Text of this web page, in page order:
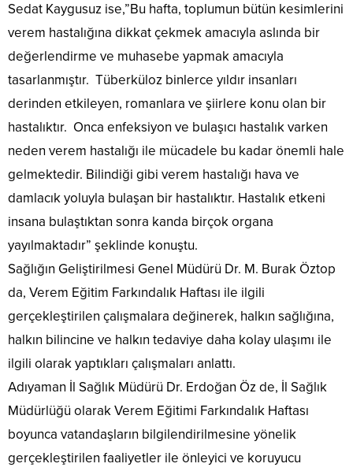
Sedat Kaygusuz ise,”Bu hafta, toplumun bütün kesimlerini
verem hastalığına dikkat çekmek amacıyla aslında bir
değerlendirme ve muhasebe yapmak amacıyla
tasarlanmıştır. Tüberküloz binlerce yıldır insanları
derinden etkileyen, romanlara ve şiirlere konu olan bir
hastalıktır. Onca enfeksiyon ve bulaşıcı hastalık varken
neden verem hastalığı ile mücadele bu kadar önemli hale
gelmektedir. Bilindiği gibi verem hastalığı hava ve
damlacık yoluyla bulaşan bir hastalıktır. Hastalık etkeni
insana bulaştıktan sonra kanda birçok organa
yayılmaktadır” şeklinde konuştu.
Sağlığın Geliştirilmesi Genel Müdürü Dr. M. Burak Öztop
da, Verem Eğitim Farkındalık Haftası ile ilgili
gerçekleştirilen çalışmalara değinerek, halkın sağlığına,
halkın bilincine ve halkın tedaviye daha kolay ulaşımı ile
ilgili olarak yaptıkları çalışmaları anlattı.
Adıyaman İl Sağlık Müdürü Dr. Erdoğan Öz de, İl Sağlık
Müdürlüğü olarak Verem Eğitimi Farkındalık Haftası
boyunca vatandaşların bilgilendirilmesine yönelik
gerçekleştirilen faaliyetler ile önleyici ve koruyucu